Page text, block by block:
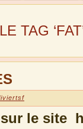
TAG
le site